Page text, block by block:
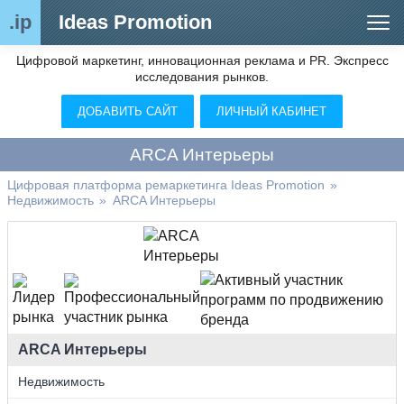
.ip Ideas Promotion
Сегменты рынка
Цифровой ремаркетинг (анализ рынка)
Видео
О нас
Цифровой маркетинг, инновационная реклама и PR. Экспресс
исследования рынков.
ДОБАВИТЬ САЙТ ЛИЧНЫЙ КАБИНЕТ
ARCA Интерьеры
Цифровая платформа ремаркетинга Ideas Promotion »
Недвижимость » ARCA Интерьеры
ARCA Интерьеры
Недвижимость